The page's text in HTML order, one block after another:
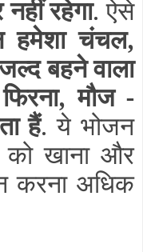
रहेगा. ऐसे
हमेशा चंचल,
बहने वाला
मौज -
हैं. ये भोजन
खाना और
करना अधिक